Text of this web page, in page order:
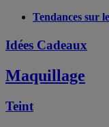
Tendances sur
Idées Cadeaux
Maquillage
Teint